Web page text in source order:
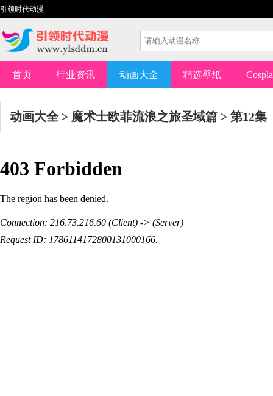
引领时代动漫
首页 行业资讯 动画大全 精选壁纸
动画大全> 魔术士欧菲流浪之旅圣域篇 > 第12集